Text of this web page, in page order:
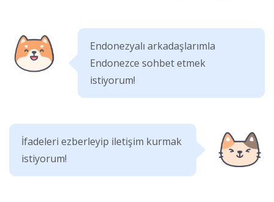
Endonezyalı arkadaşlarımla
Endonezce sohbet etmek
istiyorum!
İfadeleri ezberleyip iletişim kurmak
istiyorum!